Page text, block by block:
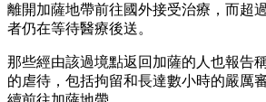
離開加薩地帶前往國外接受治療，而超
者仍在等待醫療後送。
那些經由該過境點返回加薩的人也報告
的虐待，包括拘留和長達數小時的嚴厲